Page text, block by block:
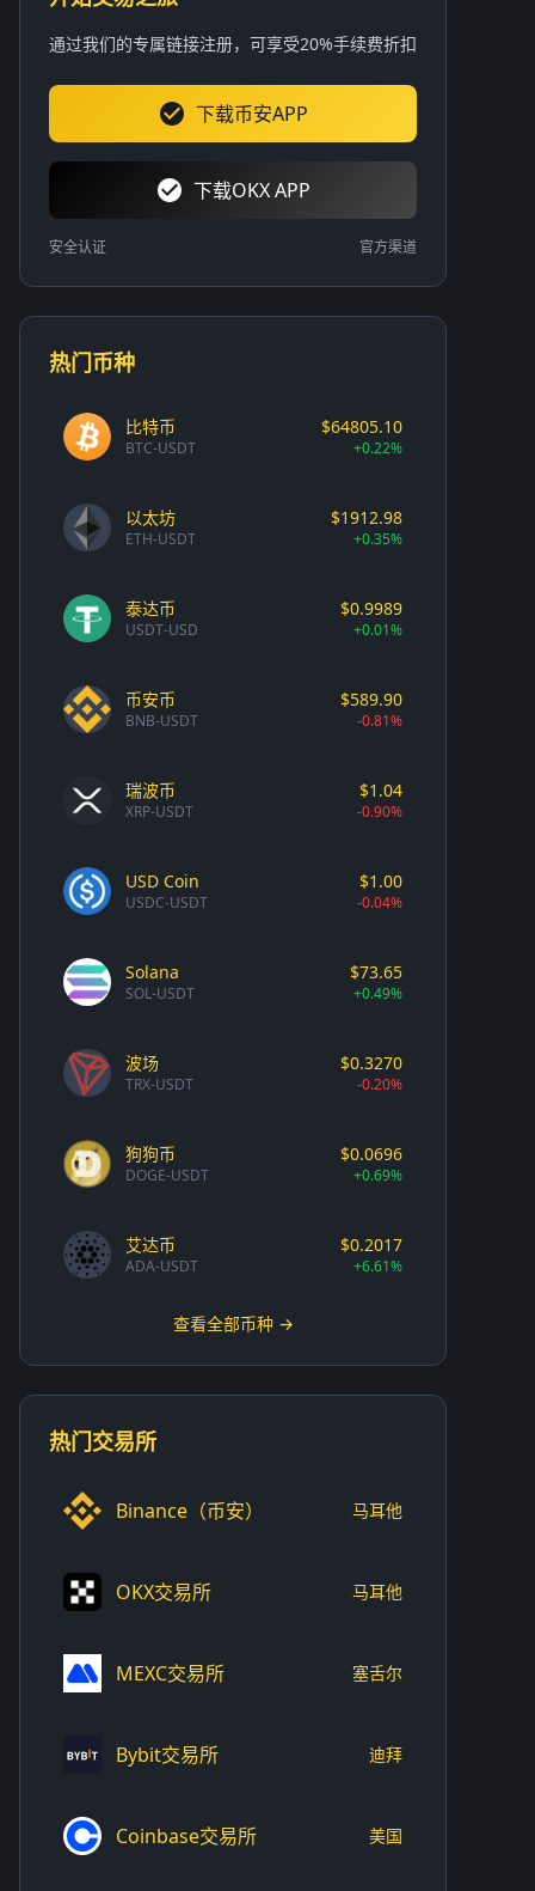
通过我们的专属链接注册，可享受20%手续费折扣
下载币安APP
下载OKX APP
安全认证 官方渠道
热门币种
比特币
BTC-USDT
$64805.10
+0.22%
以太坊
ETH-USDT
$1912.98
+0.35%
泰达币
USDT-USD
$0.9989
+0.01%
币安币
BNB-USDT
$589.90
-0.81%
瑞波币
XRP-USDT
$1.04
-0.90%
USD Coin
USDC-USDT
$1.00
-0.04%
Solana
SOL-USDT
$73.65
+0.49%
波场
TRX-USDT
$0.3270
-0.20%
狗狗币
DOGE-USDT
$0.0696
+0.69%
艾达币
ADA-USDT
$0.2017
+6.61%
查看全部币种 →
热门交易所
Binance（币安） 马耳他
OKX交易所 马耳他
MEXC交易所 塞舌尔
Bybit交易所 迪拜
Coinbase交易所 美国